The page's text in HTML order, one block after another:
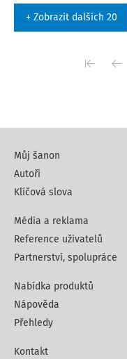
+ Zobrazit dalších 20
Můj šanon
Autoři
Klíčová slova
Média a reklama
Reference uživatelů
Partnerství, spolupráce
Nabídka produktů
Nápověda
Přehledy
Kontakt